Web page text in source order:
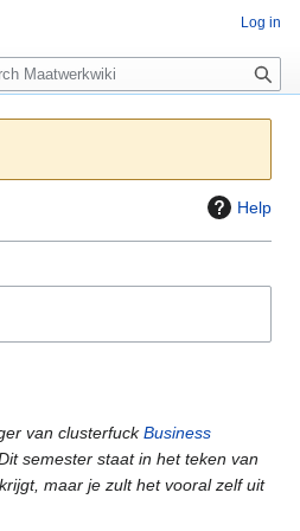
Help
van clusterfuckBusiness
semester staat in het teken van
maar je zult het vooral zelf uit
Log in